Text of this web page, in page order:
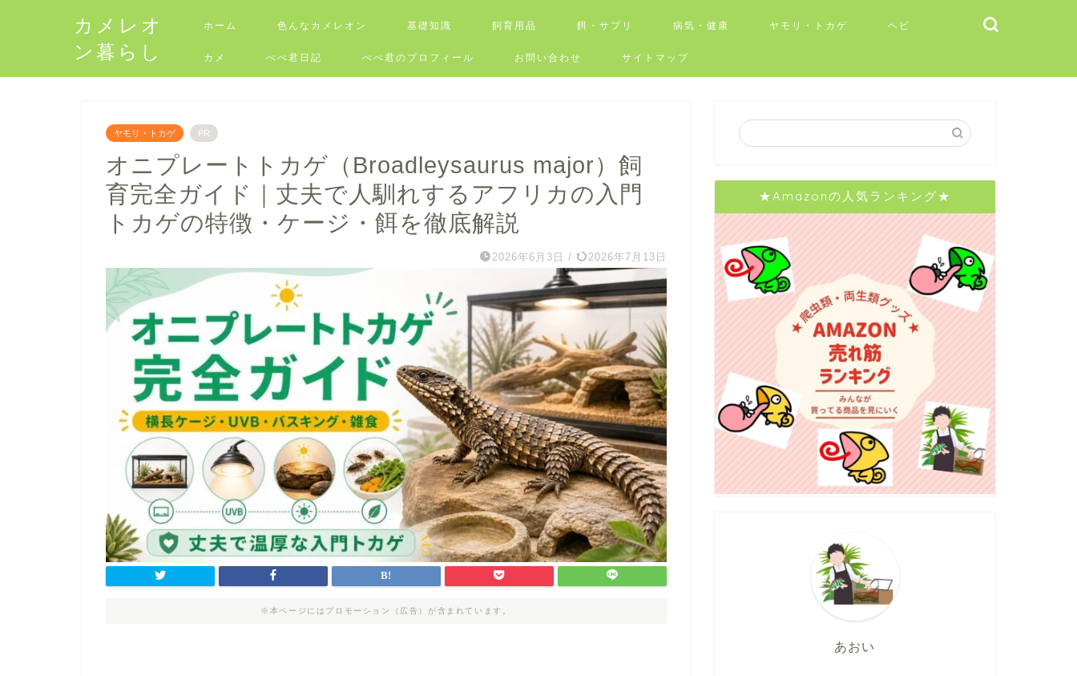
カメレオ
ン暮らし
ホーム 色んなカメレオン 基礎知識 飼育用品 餌・サプリ 病気・健康 ヤモリ・トカゲ ヘビ
カメ ぺぺ君日記 ぺぺ君のプロフィール お問い合わせ サイトマップ
ヤモリ・トカゲ PR
オニプレートトカゲ（Broadleysaurus major）飼
育完全ガイド｜丈夫で人馴れするアフリカの入門
トカゲの特徴・ケージ・餌を徹底解説
2026年6月3日 / 2026年7月13日
※本ページにはプロモーション（広告）が含まれています。
★Amazonの人気ランキング★
あおい